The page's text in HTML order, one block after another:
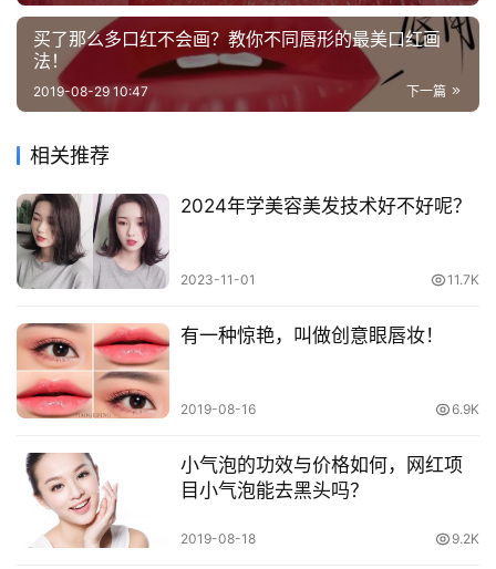
买了那么多口红不会画？教你不同唇形的最美口红画
法！
下一篇
2019-08-29 10:47
相关推荐
2024年学美容美发技术好不好呢？
2023-11-01 11.7K
有一种惊艳，叫做创意眼唇妆！
2019-08-16 6.9K
小气泡的功效与价格如何，网红项
目小气泡能去黑头吗？
2019-08-18 9.2K